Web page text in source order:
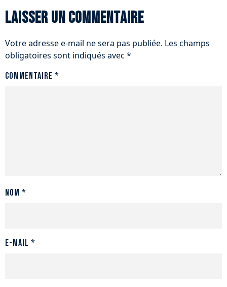
Laisser un commentaire
Votre adresse e-mail ne sera pas publiée. Les champs
obligatoires sont indiqués avec *
Commentaire *
Nom *
E-mail *